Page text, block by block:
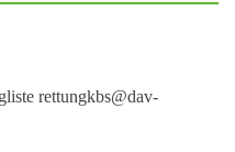
rettungkbs@dav-